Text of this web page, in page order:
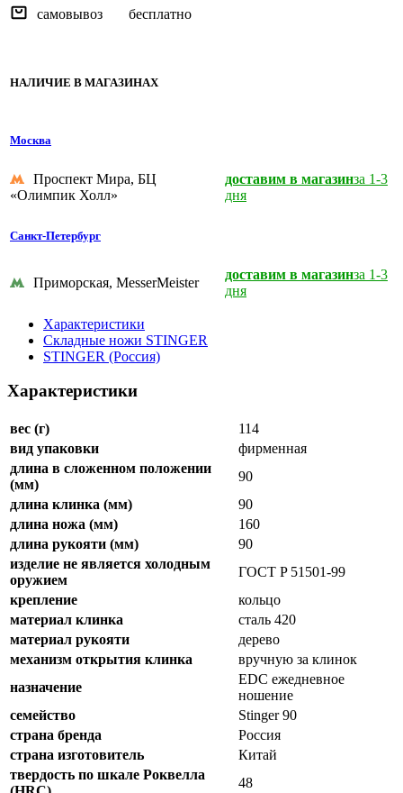
самовывоз
бесплатно
НАЛИЧИЕ В МАГАЗИНАХ
Москва
Проспект Мира, БЦ
«Олимпик Холл»
доставим в магазинза 1-3
дня
Санкт-Петербург
Приморская, MesserMeister
доставим в магазинза 1-3
дня
Характеристики
Складные ножи STINGER
STINGER (Россия)
Характеристики
вес (г)
114
вид упаковки
фирменная
длина в сложенном положении
(мм)
90
длина клинка (мм)
90
длина ножа (мм)
160
длина рукояти (мм)
90
изделие не является холодным
оружием
ГОСТ P 51501-99
крепление
кольцо
материал клинка
сталь 420
материал рукояти
дерево
механизм открытия клинка
вручную за клинок
назначение
EDC ежедневное
ношение
семейство
Stinger 90
страна бренда
Россия
страна изготовитель
Китай
твердость по шкале Роквелла
48